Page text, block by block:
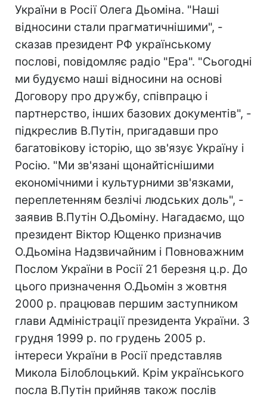
України в Росії Олега Дьоміна. "Наші
відносини стали прагматичнішими", -
сказав президент РФ українському
послові, повідомляє радіо "Ера". "Сьогодні
ми будуємо наші відносини на основі
Договору про дружбу, співпрацю і
партнерство, інших базових документів", -
підкреслив В.Путін, пригадавши про
багатовікову історію, що зв'язує Україну і
Росію. "Ми зв'язані щонайтіснішими
економічними і культурними зв'язками,
переплетенням безлічі людських доль", -
заявив В.Путін О.Дьоміну. Нагадаємо, що
президент Віктор Ющенко призначив
О.Дьоміна Надзвичайним і Повноважним
Послом України в Росії 21 березня ц.р. До
цього призначення О.Дьомін з жовтня
2000 р. працював першим заступником
глави Адміністрації президента України. З
грудня 1999 р. по грудень 2005 р.
інтереси України в Росії представляв
Микола Білоблоцький. Крім українського
посла В.Путін прийняв також послів